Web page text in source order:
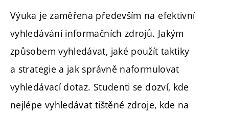
Výuka je zaměřena především na efektivní
vyhledávání informačních zdrojů. Jakým
způsobem vyhledávat, jaké použít taktiky
a strategie a jak správně naformulovat
vyhledávací dotaz. Studenti se dozví, kde
nejlépe vyhledávat tištěné zdroje, kde na